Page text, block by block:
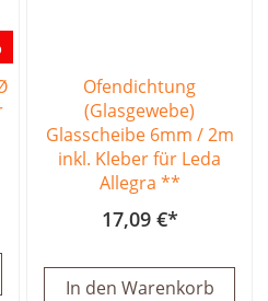
Ofendichtung
(Glasgewebe)
Glasscheibe 6mm / 2m
inkl. Kleber für Leda
Allegra **
17,09 €
In den Warenkorb